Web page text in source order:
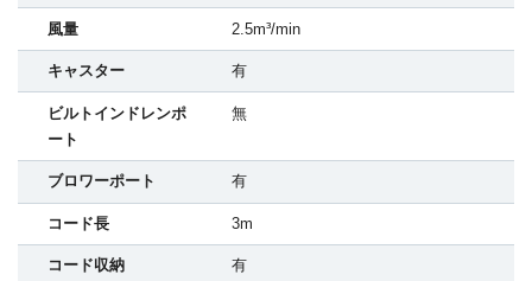
風量 2.5m³/min
キャスター 有
ビルトインドレンポ
ート
無
ブロワーポート 有
コード長 3m
コード収納 有